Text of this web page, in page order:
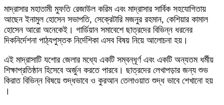
মাদ্রাসার মহাতামী মুফতি রেজাউল করিম এবং মাদ্রাসার সার্বিক সহযোগিতায়
আছেন ইনামুল হোসেন সভাপতি, সেক্রেটারি মজনুর রহমান, কেশিয়ার কামাল
হোসেন আরো অনেকেই। গার্ডিয়ান সমাবেশে ছাত্রদের বিভিন্ন ধরনের
দিকনির্দেশনা পাঠ্যপুস্তক নির্দেশিকা এসব বিষয় নিয়ে আলোচনা হয়।
এই মাদ্রাসাটি যশোর জেলার মধ্যে একটি সম্বন্ধূর্ণ এবং একটি অন্যতম ধর্মীয়
শিক্ষাপ্রতিষ্ঠান হিসেবে অর্জুন করতে পারবে। ছাত্রদের লেখাপড়ার জন্য শুভ
কিরাত বিভিন্ন বিষয়ে শুদ্ধভাবে ও কুরআন তেলাওয়াত শুদ্ধ ভাবে শেখানো হয়
।